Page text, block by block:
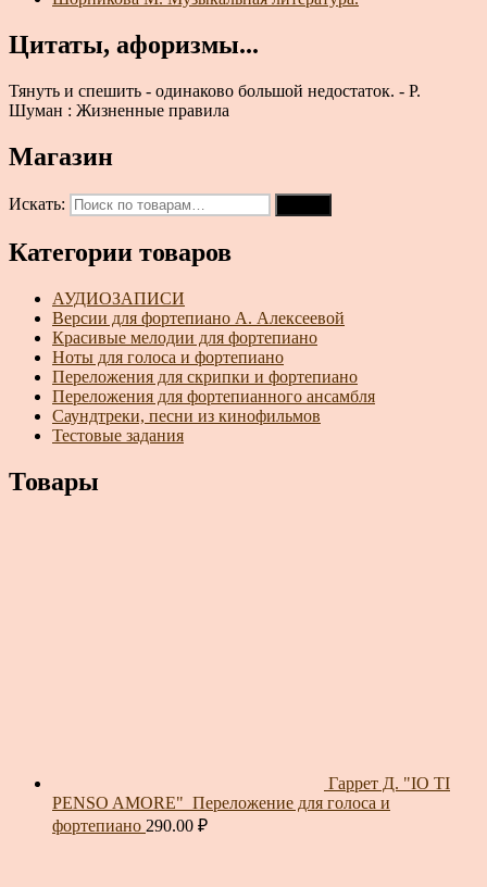
Цитаты, афоризмы...
Тянуть и спешить - одинаково большой недостаток. - Р.
Шуман : Жизненные правила
Магазин
Искать:
Категории товаров
АУДИОЗАПИСИ
Версии для фортепиано А. Алексеевой
Красивые мелодии для фортепиано
Ноты для голоса и фортепиано
Переложения для скрипки и фортепиано
Переложения для фортепианного ансамбля
Саундтреки, песни из кинофильмов
Тестовые задания
Товары
Гаррет Д. "IO TI
PENSO AMORE"_Переложение для голоса и
фортепиано 290.00 ₽